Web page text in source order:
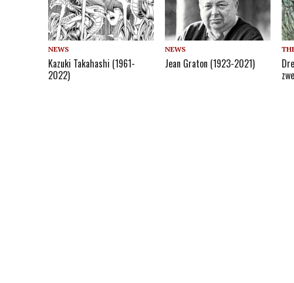
NEWS
Kazuki Takahashi (1961-
2022)
NEWS
Jean Graton (1923-2021)